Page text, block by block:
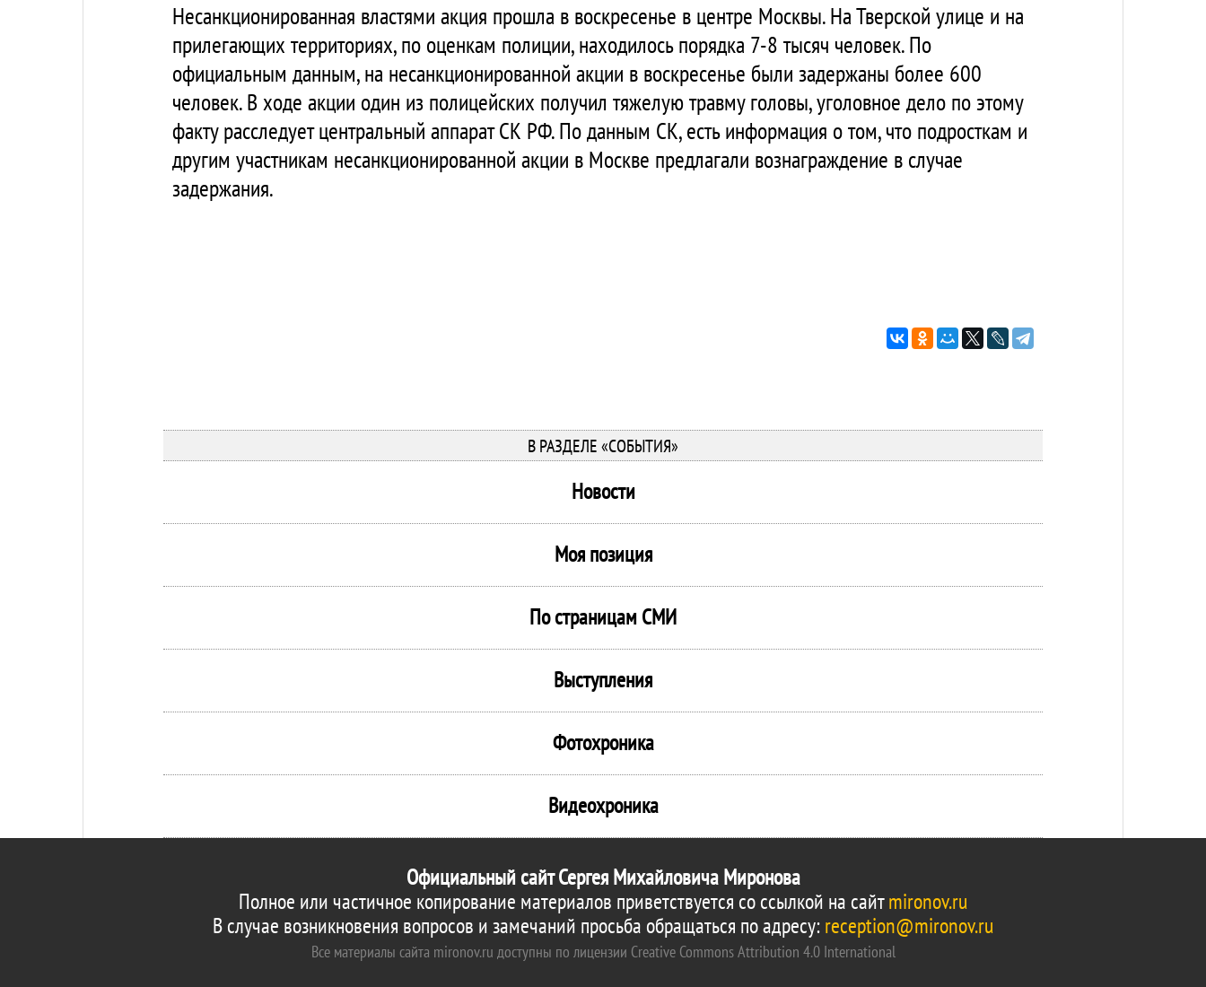
Несанкционированная властями акция прошла в воскресенье в центре Москвы. На Тверской улице и на
прилегающих территориях, по оценкам полиции, находилось порядка 7-8 тысяч человек. По
официальным данным, на несанкционированной акции в воскресенье были задержаны более 600
человек. В ходе акции один из полицейских получил тяжелую травму головы, уголовное дело по этому
факту расследует центральный аппарат СК РФ. По данным СК, есть информация о том, что подросткам и
другим участникам несанкционированной акции в Москве предлагали вознаграждение в случае
задержания.
В РАЗДЕЛЕ «СОБЫТИЯ»
Новости
Моя позиция
По страницам СМИ
Выступления
Фотохроника
Видеохроника
Официальный сайт Сергея Михайловича Миронова
Полное или частичное копирование материалов приветствуется со ссылкой на сайтmironov.ru
В случае возникновения вопросов и замечаний просьба обращаться по адресу:reception@mironov.ru
Все материалы сайта mironov.ru доступны по лицензии Creative Commons Attribution 4.0 International